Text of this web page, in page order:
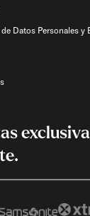
Datos Personales y